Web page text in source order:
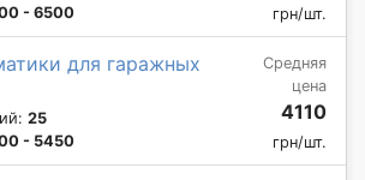
- 6500 грн/шт.
для гаражных
25
- 5450
Средняя
цена
4110
грн/шт.